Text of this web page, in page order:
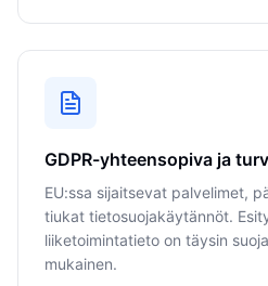
GDPR-yhteensopiva ja
EU:ssa sijaitsevat palvelimet,
tiukat tietosuojakäytännöt.
liiketoimintatieto on täysin
mukainen.